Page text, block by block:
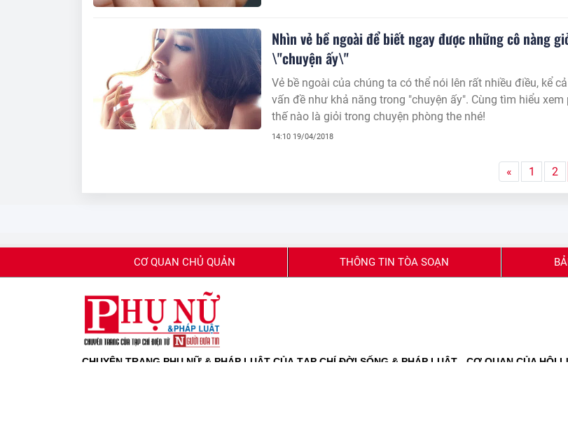
Nhìn vẻ bề ngoài để biết ngay được những cô nàng
\"chuyện ấy\"
Vẻ bề ngoài của chúng ta có thể nói lên rất nhiều điều, kể
vấn đề như khả năng trong "chuyện ấy". Cùng tìm hiểu xem
thế nào là giỏi trong chuyện phòng the nhé!
14:10 19/04/2018
« 1 2
CƠ QUAN CHỦ QUẢN THÔNG TIN TÒA SOẠN
CHUYÊN TRANG PHỤ NỮ & PHÁP LUẬT CỦA TẠP CHÍ ĐỜI SỐNG & PHÁP LUẬT - CƠ QUAN CỦA HỘI